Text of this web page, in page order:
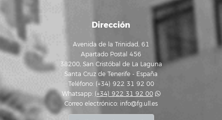
Dirección
Avenida de la Trinidad, 61
Apartado Postal 456
38200, San Cristóbal de La Laguna
Santa Cruz de Tenerife - España
Teléfono: (+34) 922 31 92 00
Whatsapp: (+34) 922 31 92 00
Correo electrónico: info@fg.ull.es